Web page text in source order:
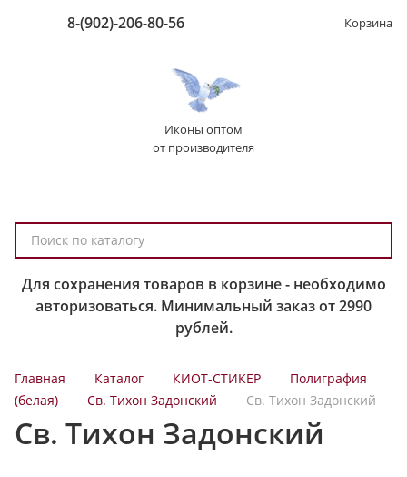
8-(902)-206-80-56 Корзина
Иконы оптом
от производителя
о
к
а
т
Для сохранения товаров в корзине - необходимо
авторизоваться. Минимальный заказ от 2990
рублей.
Главная Каталог КИОТ-СТИКЕР
Полиграфия
(белая)
Св. Тихон Задонский Св. Тихон Задонский
Св. Тихон Задонский